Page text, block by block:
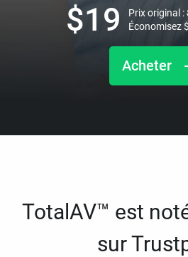
Acheter
$19 Prix original :
Économisez$
TotalAV™ est
sur